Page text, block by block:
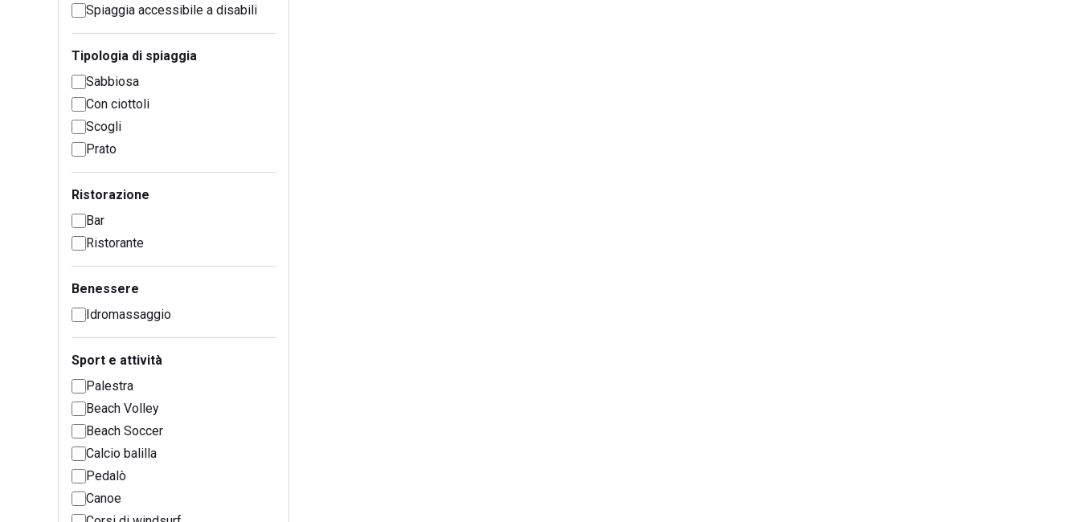
Spiaggia accessibile a disabili
Tipologia di spiaggia
Sabbiosa
Con ciottoli
Scogli
Prato
Ristorazione
Bar
Ristorante
Benessere
Idromassaggio
Sport e attività
Palestra
Beach Volley
Beach Soccer
Calcio balilla
Pedalò
Canoe